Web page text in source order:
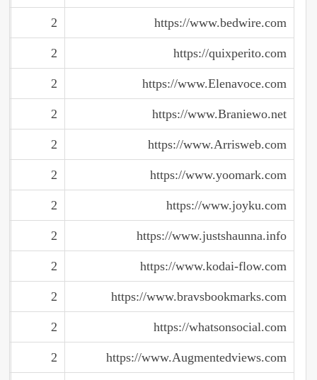
https://www.bedwire.com
2
https://quixperito.com
2
https://www.Elenavoce.com
2
https://www.Braniewo.net
2
https://www.Arrisweb.com
2
https://www.yoomark.com
2
https://www.joyku.com
2
https://www.justshaunna.info
2
https://www.kodai-flow.com
2
https://www.bravsbookmarks.com
2
https://whatsonsocial.com
2
https://www.Augmentedviews.com
2